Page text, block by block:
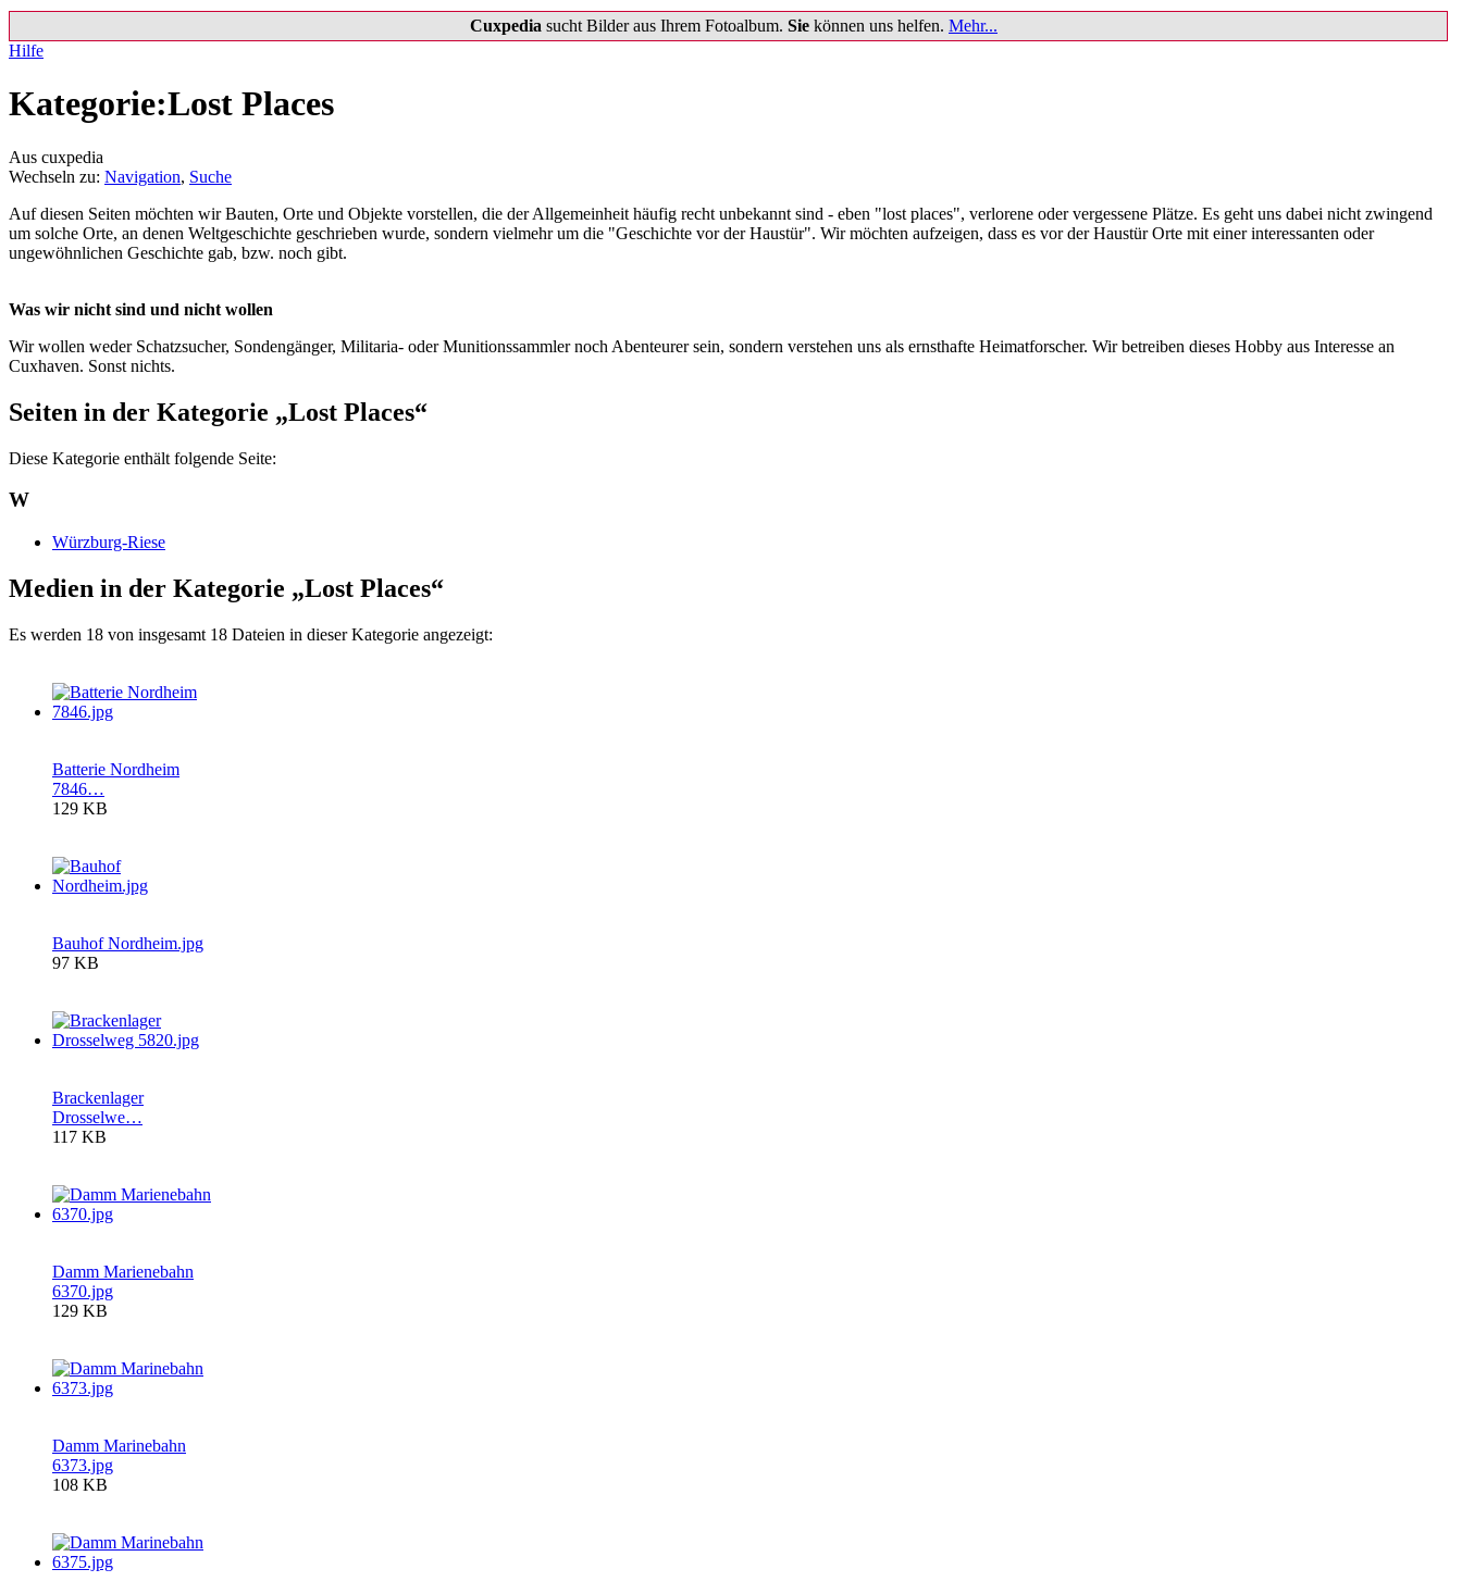
Cuxpedia sucht Bilder aus Ihrem Fotoalbum. Sie können uns helfen. Mehr...
Hilfe
Kategorie:Lost Places
Aus cuxpedia
Wechseln zu: Navigation, Suche
Auf diesen Seiten möchten wir Bauten, Orte und Objekte vorstellen, die der Allgemeinheit häufig recht unbekannt sind - eben "lost places", verlorene oder vergessene Plätze. Es geht uns dabei nicht zwingend
um solche Orte, an denen Weltgeschichte geschrieben wurde, sondern vielmehr um die "Geschichte vor der Haustür". Wir möchten aufzeigen, dass es vor der Haustür Orte mit einer interessanten oder
ungewöhnlichen Geschichte gab, bzw. noch gibt.
Was wir nicht sind und nicht wollen
Wir wollen weder Schatzsucher, Sondengänger, Militaria- oder Munitionssammler noch Abenteurer sein, sondern verstehen uns als ernsthafte Heimatforscher. Wir betreiben dieses Hobby aus Interesse an
Cuxhaven. Sonst nichts.
Seiten in der Kategorie „Lost Places“
Diese Kategorie enthält folgende Seite:
W
Würzburg-Riese
Medien in der Kategorie „Lost Places“
Es werden 18 von insgesamt 18 Dateien in dieser Kategorie angezeigt:
Batterie Nordheim
7846…
129 KB
Bauhof Nordheim.jpg
97 KB
Brackenlager
Drosselwe…
117 KB
Damm Marienebahn
6370.jpg
129 KB
Damm Marinebahn
6373.jpg
108 KB